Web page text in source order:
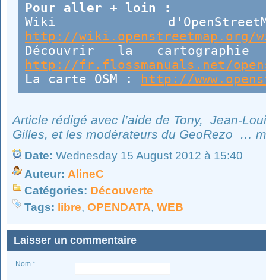
Pour aller + loin :
Wiki
http://wiki.openstreetmap.org/
Découvrir la
http://fr.flossmanuals.net/
La carte OSM :
http://
Article rédigé avec l’aide de Tony, Jean-
Gilles, et les modérateurs du GeoRezo …
Date: Wednesday 15 August 2012 à 15:40
Auteur: AlineC
Catégories: Découverte
Tags: libre, OPENDATA, WEB
Laisser un commentaire
Nom *